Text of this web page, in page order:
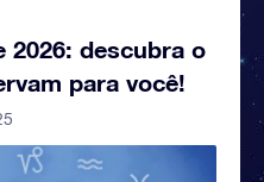
2026: descubra o
para você!